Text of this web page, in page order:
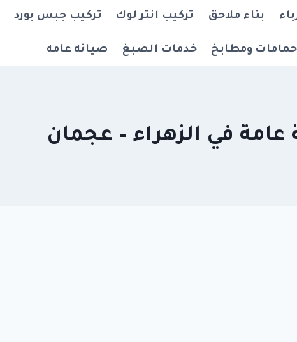
بناء ملاحق تركيب انتر لوك تركيب جبس بورد
حمامات ومطابخ خدمات الصبغ صيانه عامه
في الزهراء – عجمان